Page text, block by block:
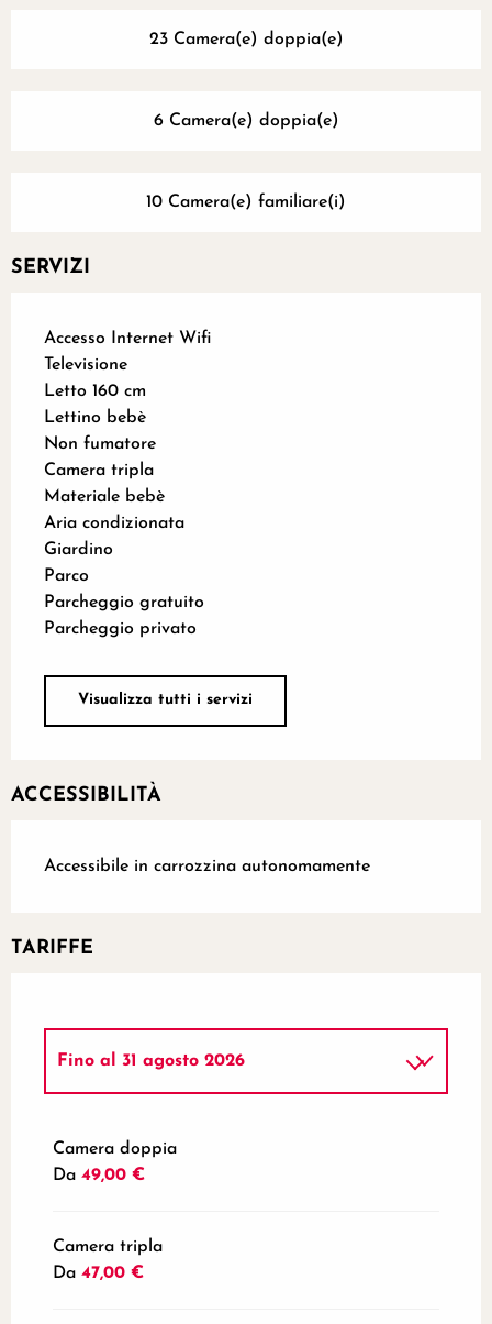
23 Camera(e) doppia(e)
6 Camera(e) doppia(e)
10 Camera(e) familiare(i)
SERVIZI
Accesso Internet Wifi
Televisione
Letto 160 cm
Lettino bebè
Non fumatore
Camera tripla
Materiale bebè
Aria condizionata
Giardino
Parco
Parcheggio gratuito
Parcheggio privato
Visualizza tutti i servizi
ACCESSIBILITÀ
Accessibile in carrozzina autonomamente
TARIFFE
Fino al 31 agosto 2026
Dal1 settembre 2026
Camera doppia
Da 49,00 €
Camera tripla
Da 47,00 €